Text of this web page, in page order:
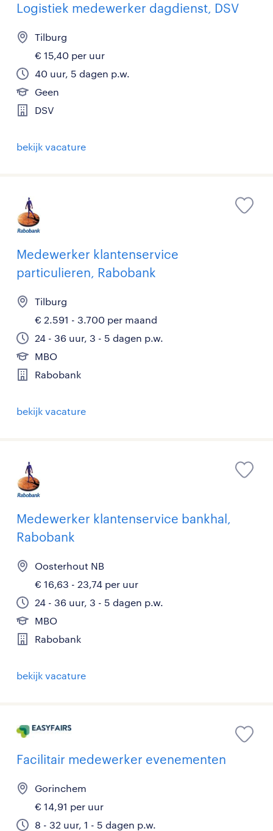
Logistiek medewerker dagdienst, DSV
Tilburg
€ 15,40 per uur
40 uur, 5 dagen p.w.
Geen
DSV
bekijk vacature
Medewerker klantenservice
particulieren, Rabobank
Tilburg
€ 2.591 - 3.700 per maand
24 - 36 uur, 3 - 5 dagen p.w.
MBO
Rabobank
bekijk vacature
Medewerker klantenservice bankhal,
Rabobank
Oosterhout NB
€ 16,63 - 23,74 per uur
24 - 36 uur, 3 - 5 dagen p.w.
MBO
Rabobank
bekijk vacature
Facilitair medewerker evenementen
Gorinchem
€ 14,91 per uur
8 - 32 uur, 1 - 5 dagen p.w.